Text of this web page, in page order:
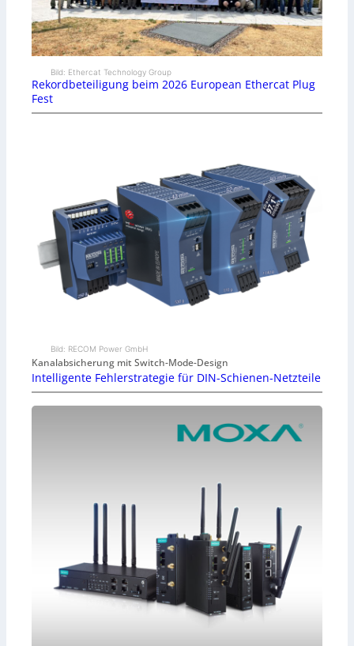
Bild: Ethercat Technology Group
Rekordbeteiligung beim 2026 European Ethercat Plug
Fest
Bild: RECOM Power GmbH
Kanalabsicherung mit Switch-Mode-Design
Intelligente Fehlerstrategie für DIN-Schienen-Netzteile